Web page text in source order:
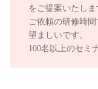
をご提案いたしま
ご依頼の研修時
望ましいです。
100名以上のセミ